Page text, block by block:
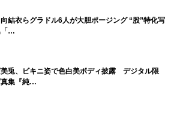
結衣らグラドル6人が大胆ポージング “股”特化写
「…
兎、ビキニ姿で色白美ボディ披露 デジタル限
真集『純…